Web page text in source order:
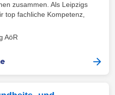
zusammen. Als Leipzigs
top fachliche Kompetenz,
AöR